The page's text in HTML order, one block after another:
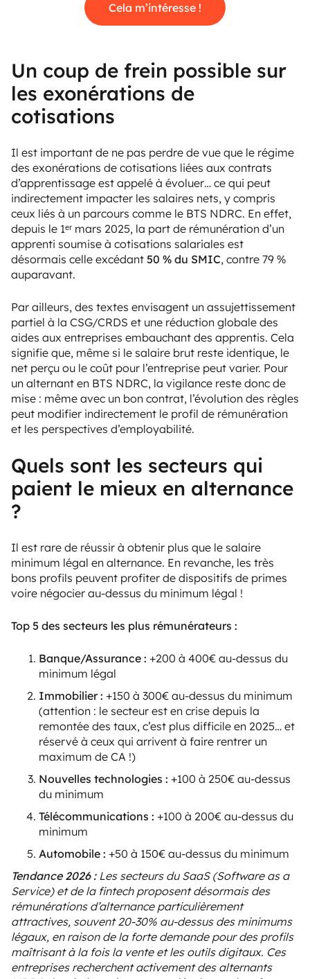
Cela m’intéresse !
Un coup de frein possible sur
les exonérations de
cotisations
Il est important de ne pas perdre de vue que le régime
des exonérations de cotisations liées aux contrats
d’apprentissage est appelé à évoluer… ce qui peut
indirectement impacter les salaires nets, y compris
ceux liés à un parcours comme le BTS NDRC. En effet,
depuis le 1ᵉʳ mars 2025, la part de rémunération d’un
apprenti soumise à cotisations salariales est
désormais celle excédant 50 % du SMIC, contre 79 %
auparavant.
Par ailleurs, des textes envisagent un assujettissement
partiel à la CSG/CRDS et une réduction globale des
aides aux entreprises embauchant des apprentis. Cela
signifie que, même si le salaire brut reste identique, le
net perçu ou le coût pour l’entreprise peut varier. Pour
un alternant en BTS NDRC, la vigilance reste donc de
mise : même avec un bon contrat, l’évolution des règles
peut modifier indirectement le profil de rémunération
et les perspectives d’employabilité.
Quels sont les secteurs qui
paient le mieux en alternance
?
Il est rare de réussir à obtenir plus que le salaire
minimum légal en alternance. En revanche, les très
bons profils peuvent profiter de dispositifs de primes
voire négocier au-dessus du minimum légal !
Top 5 des secteurs les plus rémunérateurs :
Banque/Assurance : +200 à 400€ au-dessus du
minimum légal
Immobilier : +150 à 300€ au-dessus du minimum
(attention : le secteur est en crise depuis la
remontée des taux, c’est plus difficile en 2025… et
réservé à ceux qui arrivent à faire rentrer un
maximum de CA !)
Nouvelles technologies : +100 à 250€ au-dessus
du minimum
Télécommunications : +100 à 200€ au-dessus du
minimum
Automobile : +50 à 150€ au-dessus du minimum
Tendance 2026 :Les secteurs du SaaS (Software as a
Service) et de la fintech proposent désormais des
rémunérations d’alternance particulièrement
attractives, souvent 20-30% au-dessus des minimums
légaux, en raison de la forte demande pour des profils
maîtrisant à la fois la vente et les outils digitaux. Ces
entreprises recherchent activement des alternants